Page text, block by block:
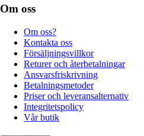
Om oss
Om oss?
Kontakta oss
Försäljningsvillkor
Returer och återbetalningar
Ansvarsfriskrivning
Betalningsmetoder
Priser och leveransalternativ
Integritetspolicy
Vår butik